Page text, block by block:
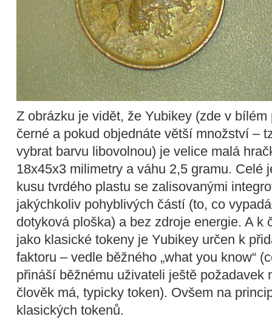
Z obrázku je vidět, že Yubikey (zde v
černé a pokud objednáte větší množství –
vybrat barvu libovolnou) je velice malá
18x45x3 milimetry a váhu 2,5 gramu. Celé
kusu tvrdého plastu se zalisovanými
jakýchkoliv pohyblivých částí (to, co
dotyková ploška) a bez zdroje energie. A k
jako klasické tokeny je Yubikey určen k
faktoru – vedle běžného „what you know“
přináší běžnému uživateli ještě požadavek
člověk má, typicky token). Ovšem na
klasických tokenů.